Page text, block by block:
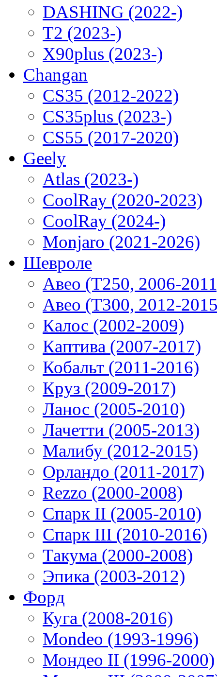
DASHING (2022-)
T2 (2023-)
X90plus (2023-)
Changan
CS35 (2012-2022)
CS35plus (2023-)
CS55 (2017-2020)
Geely
Atlas (2023-)
CoolRay (2020-2023)
CoolRay (2024-)
Monjaro (2021-2026)
Шевроле
Авео (T250, 2006-
Авео (T300, 2012-
Калос (2002-2009)
Каптива (2007-2017)
Кобальт (2011-2016)
Круз (2009-2017)
Ланос (2005-2010)
Лачетти (2005-2013)
Малибу (2012-2015)
Орландо (2011-2017)
Rezzo (2000-2008)
Спарк II (2005-2010)
Спарк III (2010-2016)
Такума (2000-2008)
Эпика (2003-2012)
Форд
Куга (2008-2016)
Mondeo (1993-1996)
Мондео II (1996-2000)